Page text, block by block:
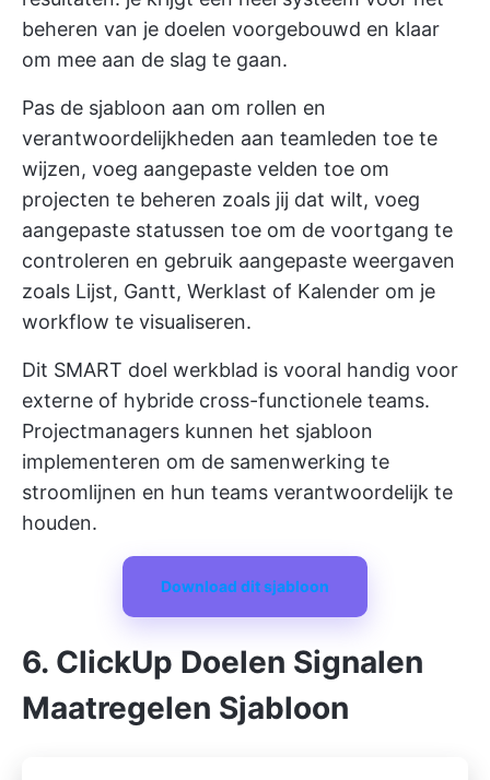
beheren van je doelen voorgebouwd en klaar
om mee aan de slag te gaan.
Pas de sjabloon aan om rollen en
verantwoordelijkheden aan teamleden toe te
wijzen, voeg aangepaste velden toe om
projecten te beheren zoals jij dat wilt, voeg
aangepaste statussen toe om de voortgang te
controleren en gebruik aangepaste weergaven
zoals Lijst, Gantt, Werklast of Kalender om je
workflow te visualiseren.
Dit SMART doel werkblad is vooral handig voor
externe of hybride cross-functionele teams.
Projectmanagers kunnen het sjabloon
implementeren om de samenwerking te
stroomlijnen en hun teams verantwoordelijk te
houden.
Download dit sjabloon
6. ClickUp Doelen Signalen
Maatregelen Sjabloon